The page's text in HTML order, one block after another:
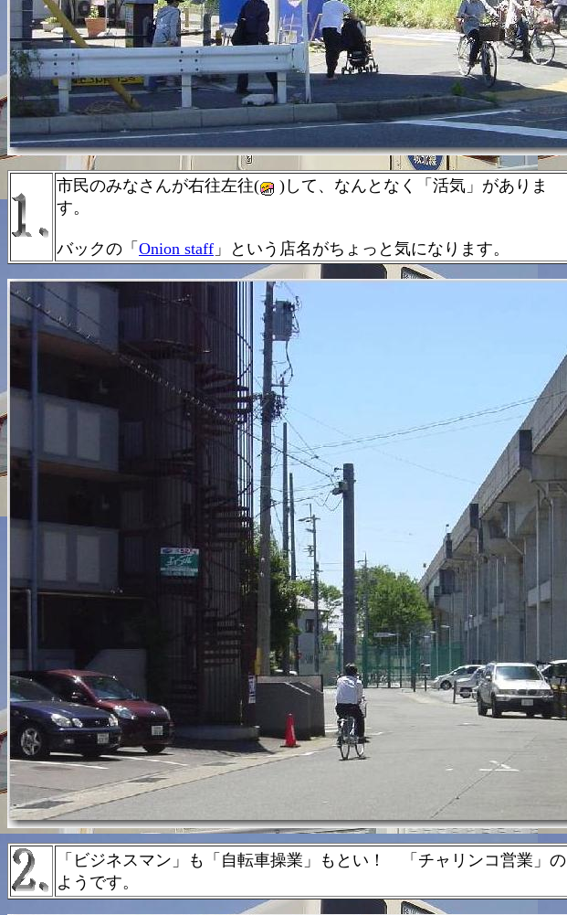
市民のみなさんが右往左往(
)して、なんとなく「活気」がありま
す。
バックの「 Onion staff 」という店名がちょっと気になります。
「ビジネスマン」も「自転車操業」もとい！ 「チャリンコ営業」の
ようです。